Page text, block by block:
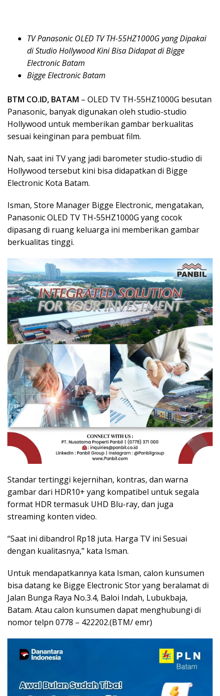
TV Panasonic OLED TV TH-55HZ1000G yang Dipakai
di Studio Hollywood Kini Bisa Didapat di Bigge
Electronic Batam
Bigge Electronic Batam
BTM CO.ID, BATAM – OLED TV TH-55HZ1000G besutan
Panasonic, banyak digunakan oleh studio-studio
Hollywood untuk memberikan gambar berkualitas
sesuai keinginan para pembuat film.
Nah, saat ini TV yang jadi barometer studio-studio di
Hollywood tersebut kini bisa didapatkan di Bigge
Electronic Kota Batam.
Isman, Store Manager Bigge Electronic, mengatakan,
Panasonic OLED TV TH-55HZ1000G yang cocok
dipasang di ruang keluarga ini memberikan gambar
berkualitas tinggi.
Standar tertinggi kejernihan, kontras, dan warna
gambar dari HDR10+ yang kompatibel untuk segala
format HDR termasuk UHD Blu-ray, dan juga
streaming konten video.
“Saat ini dibandrol Rp18 juta. Harga TV ini Sesuai
dengan kualitasnya,” kata Isman.
Untuk mendapatkannya kata Isman, calon kunsumen
bisa datang ke Bigge Electronic Stor yang beralamat di
Jalan Bunga Raya No.3.4, Baloi Indah, Lubukbaja,
Batam. Atau calon kunsumen dapat menghubungi di
nomor telpn 0778 – 422202.(BTM/ emr)